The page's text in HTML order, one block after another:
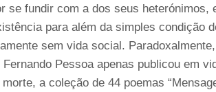
se fundir com a dos seus heterónimos,
para além da simples condição
sem vida social.
Pessoa apenas publicou em
a coleção de 44 poemas